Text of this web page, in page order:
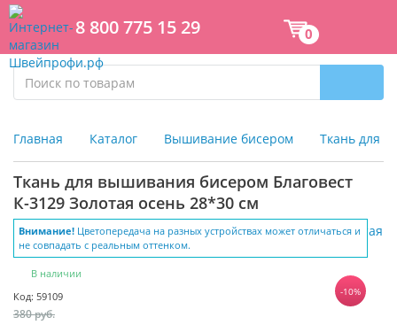
8 800 775 15 29 0
Главная Каталог Вышивание бисером Ткань для
Ткань для вышивания бисером Благовест
К-3129 Золотая осень 28*30 см
Внимание! Цветопередача на разных устройствах может отличаться и
не совпадать с реальным оттенком.
-10%
В наличии
Код: 59109
380 руб.